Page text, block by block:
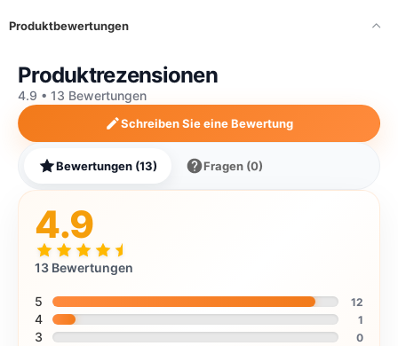
Produktbewertungen
Produktrezensionen
4.9 • 13 Bewertungen
Schreiben Sie eine Bewertung
Bewertungen (13) Fragen (0)
4.9
13 Bewertungen
5 12
4 1
3 0